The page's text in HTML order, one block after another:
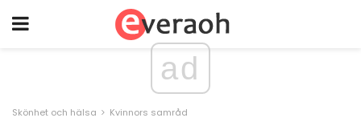
ad
Skönhet och hälsa Kvinnors samråd